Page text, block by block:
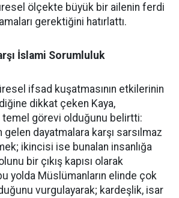
ölçekte büyük bir ailenin ferdi
gerektiğini hatırlattı.
İslami Sorumluluk
ifsad kuşatmasının etkilerinin
dikkat çeken Kaya,
temel görevi olduğunu belirtti:
gelen dayatmalara karşı sarsılmaz
ikincisi ise bunalan insanlığa
bir çıkış kapısı olarak
yolda Müslümanların elinde çok
vurgulayarak; kardeşlik, isar